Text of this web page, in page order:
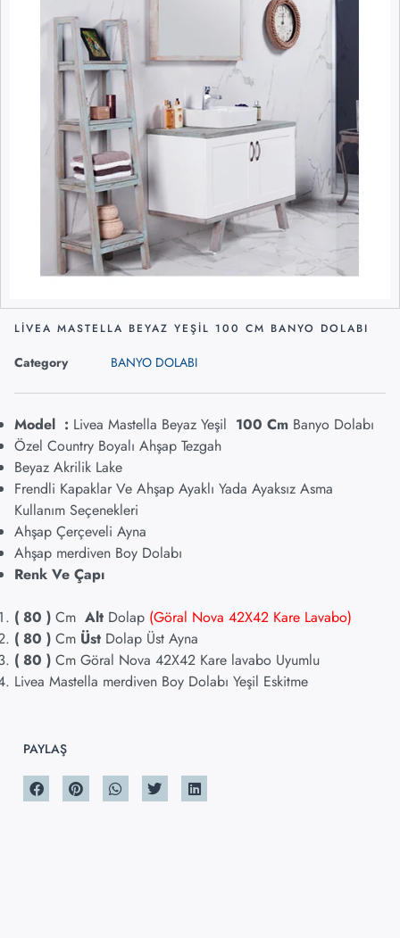
LİVEA MASTELLA BEYAZ YEŞİL 100 CM BANYO DOLABI
Category BANYO DOLABI
Model : Livea Mastella Beyaz Yeşil 100 Cm Banyo Dolabı
Özel Country Boyalı Ahşap Tezgah
Beyaz Akrilik Lake
Frendli Kapaklar Ve Ahşap Ayaklı Yada Ayaksız Asma
Kullanım Seçenekleri
Ahşap Çerçeveli Ayna
Ahşap merdiven Boy Dolabı
Renk Ve Çapı
( 80 ) Cm Alt Dolap (Göral Nova 42X42 Kare Lavabo)
( 80 ) Cm Üst Dolap Üst Ayna
( 80 ) Cm Göral Nova 42X42 Kare lavabo Uyumlu
Livea Mastella merdiven Boy Dolabı Yeşil Eskitme
PAYLAŞ